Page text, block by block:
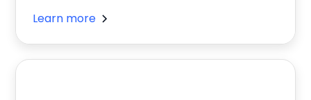
Learn more